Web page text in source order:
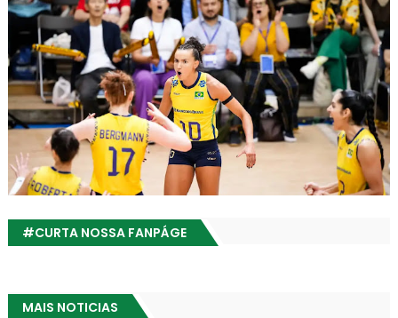
#CURTA NOSSA FANPÁGE
MAIS NOTICIAS